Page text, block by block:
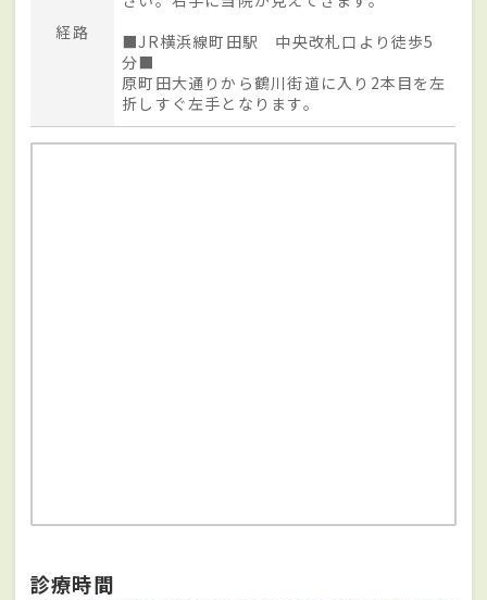
経路
■JR横浜線町田駅 中央改札口より徒歩5
分■
原町田大通りから鶴川街道に入り2本目を左
折しすぐ左手となります。
診療時間